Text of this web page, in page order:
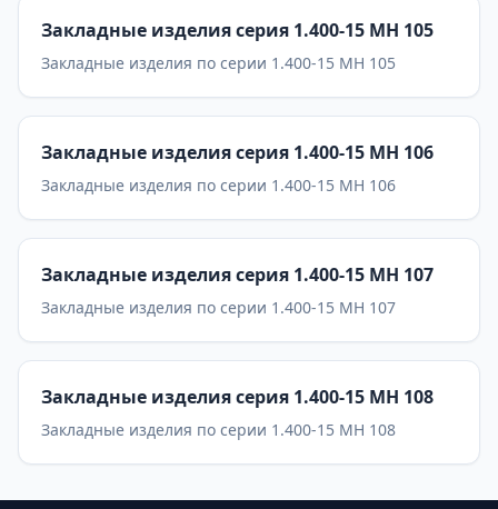
Закладные изделия серия 1.400-15 МН 105
Закладные изделия по серии 1.400-15 МН 105
Закладные изделия серия 1.400-15 МН 106
Закладные изделия по серии 1.400-15 МН 106
Закладные изделия серия 1.400-15 МН 107
Закладные изделия по серии 1.400-15 МН 107
Закладные изделия серия 1.400-15 МН 108
Закладные изделия по серии 1.400-15 МН 108